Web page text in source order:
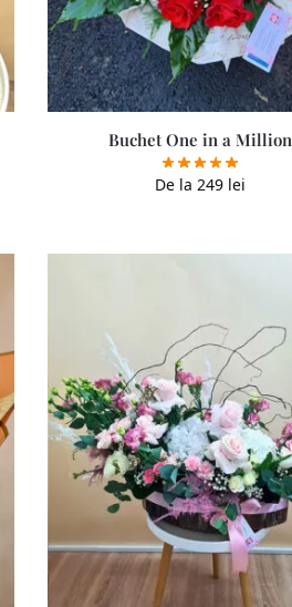
Buchet One in a Million
De la249 lei